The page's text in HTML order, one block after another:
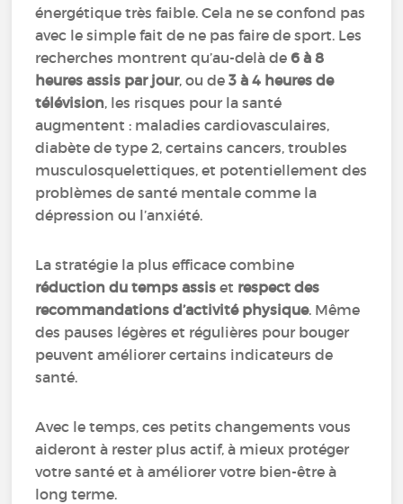
énergétique très faible. Cela ne se confond pas
avec le simple fait de ne pas faire de sport. Les
recherches montrent qu’au-delà de6 à 8
heures assis par jour, ou de3 à 4 heures de
télévision, les risques pour la santé
augmentent : maladies cardiovasculaires,
diabète de type 2, certains cancers, troubles
musculosquelettiques, et potentiellement des
problèmes de santé mentale comme la
dépression ou l’anxiété.
La stratégie la plus efficace combine
réduction du temps assis et respect des
recommandations d’activité physique. Même
des pauses légères et régulières pour bouger
peuvent améliorer certains indicateurs de
santé.
Avec le temps, ces petits changements vous
aideront à rester plus actif, à mieux protéger
votre santé et à améliorer votre bien-être à
long terme.